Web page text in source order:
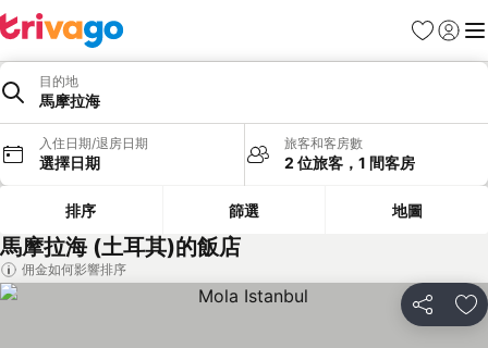
我的最愛
登入 選
目的地
馬摩拉海
入住日期/退房日期
選擇日期
旅客和客房數
2 位旅客，1 間客房
排序 篩選 地圖
馬摩拉海 (土耳其)的飯店
佣金如何影響排序
分享 加